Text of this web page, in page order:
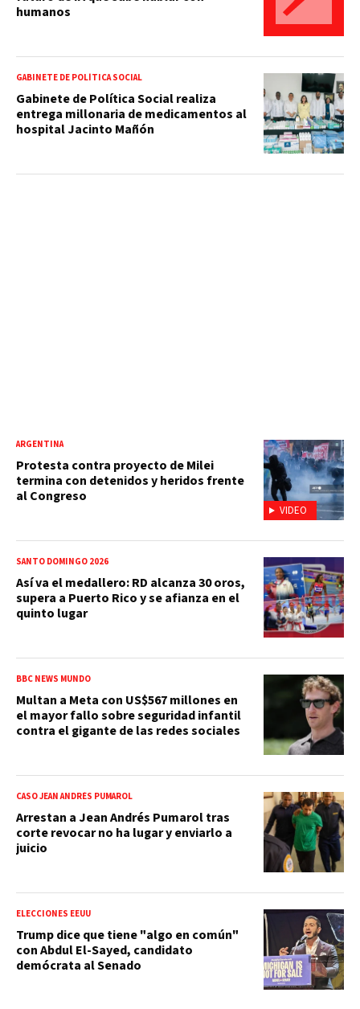
humanos
GABINETE DE POLÍTICA SOCIAL
Gabinete de Política Social realiza
entrega millonaria de medicamentos al
hospital Jacinto Mañón
VIDEO
ARGENTINA
Protesta contra proyecto de Milei
termina con detenidos y heridos frente
al Congreso
SANTO DOMINGO 2026
Así va el medallero: RD alcanza 30 oros,
supera a Puerto Rico y se afianza en el
quinto lugar
BBC NEWS MUNDO
Multan a Meta con US$567 millones en
el mayor fallo sobre seguridad infantil
contra el gigante de las redes sociales
CASO JEAN ANDRÉS PUMAROL
Arrestan a Jean Andrés Pumarol tras
corte revocar no ha lugar y enviarlo a
juicio
ELECCIONES EEUU
Trump dice que tiene "algo en común"
con Abdul El-Sayed, candidato
demócrata al Senado